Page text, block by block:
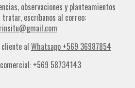
observaciones y planteamientos
tratar, escríbanos al correo:
al Whatsapp +569 36987854
+569 58734143